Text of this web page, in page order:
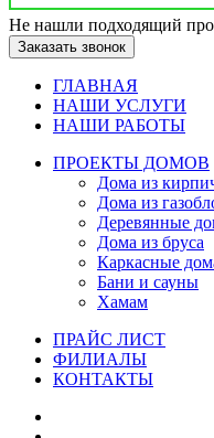
Не нашли подходящий
Заказать звонок
ГЛАВНАЯ
НАШИ УСЛУГИ
НАШИ РАБОТЫ
ПРОЕКТЫ ДОМОВ
Дома из
Дома из
Деревянные
Дома из бруса
Каркасные
Бани и сауны
Хамам
ПРАЙС ЛИСТ
ФИЛИАЛЫ
КОНТАКТЫ